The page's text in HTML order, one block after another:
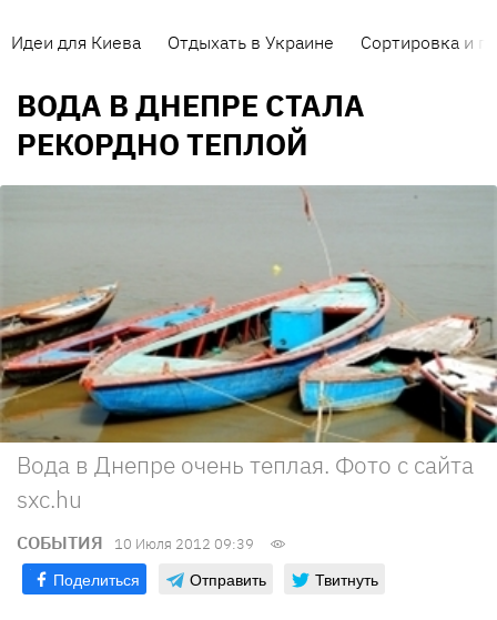
Идеи для Киева Отдыхать в Украине Сортировка и
ВОДА В ДНЕПРЕ СТАЛА
РЕКОРДНО ТЕПЛОЙ
Вода в Днепре очень теплая. Фото с сайта
sxc.hu
СОБЫТИЯ 10 Июля 2012 09:39
Поделиться Отправить Твитнуть